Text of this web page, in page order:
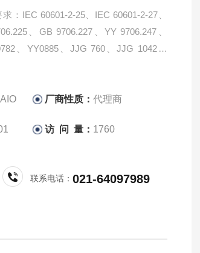
：IEC 60601-2-25、IEC 60601-2-27、
、GB 9706.227、YY 9706.247、
、YY0885、JJG 760、JJG 1042、
厂商性质：代理商
访 问 量： 1760
联系电话：021-64097989